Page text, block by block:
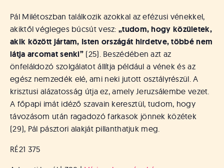
Pál Milétoszban találkozik azokkal az efézusi vénekkel,
akiktől végleges búcsút vesz:„tudom, hogy közületek,
akik között jártam, Isten országát hirdetve, többé nem
látja arcomat senki” (25). Beszédében azt az
önfeláldozó szolgálatot állítja például a vének és az
egész nemzedék elé, ami neki jutott osztályrészül. A
krisztusi alázatosság útja ez, amely Jeruzsálembe vezet.
A főpapi imát idéző szavain keresztül, tudom, hogy
távozásom után ragadozó farkasok jönnek közétek
(29), Pál pásztori alakját pillanthatjuk meg.
RÉ21 375